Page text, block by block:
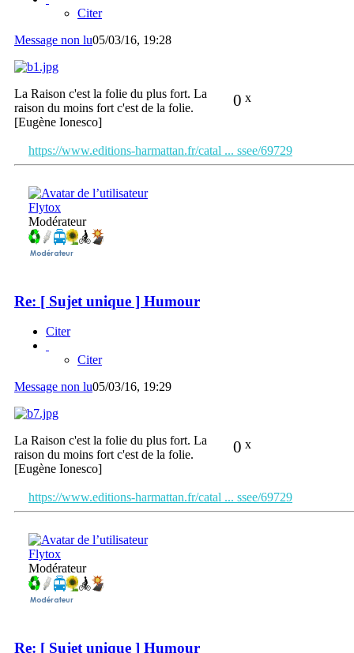
Citer
Message non lu05/03/16, 19:28
0 x
La Raison c'est la folie du plus fort. La
raison du moins fort c'est de la folie.
[Eugène Ionesco]
https://www.editions-harmattan.fr/catal ... ssee/69729
Flytox
Modérateur
Re: [ Sujet unique ] Humour
Citer
Citer
Message non lu05/03/16, 19:29
0 x
La Raison c'est la folie du plus fort. La
raison du moins fort c'est de la folie.
[Eugène Ionesco]
https://www.editions-harmattan.fr/catal ... ssee/69729
Flytox
Modérateur
Re: [ Sujet unique ] Humour